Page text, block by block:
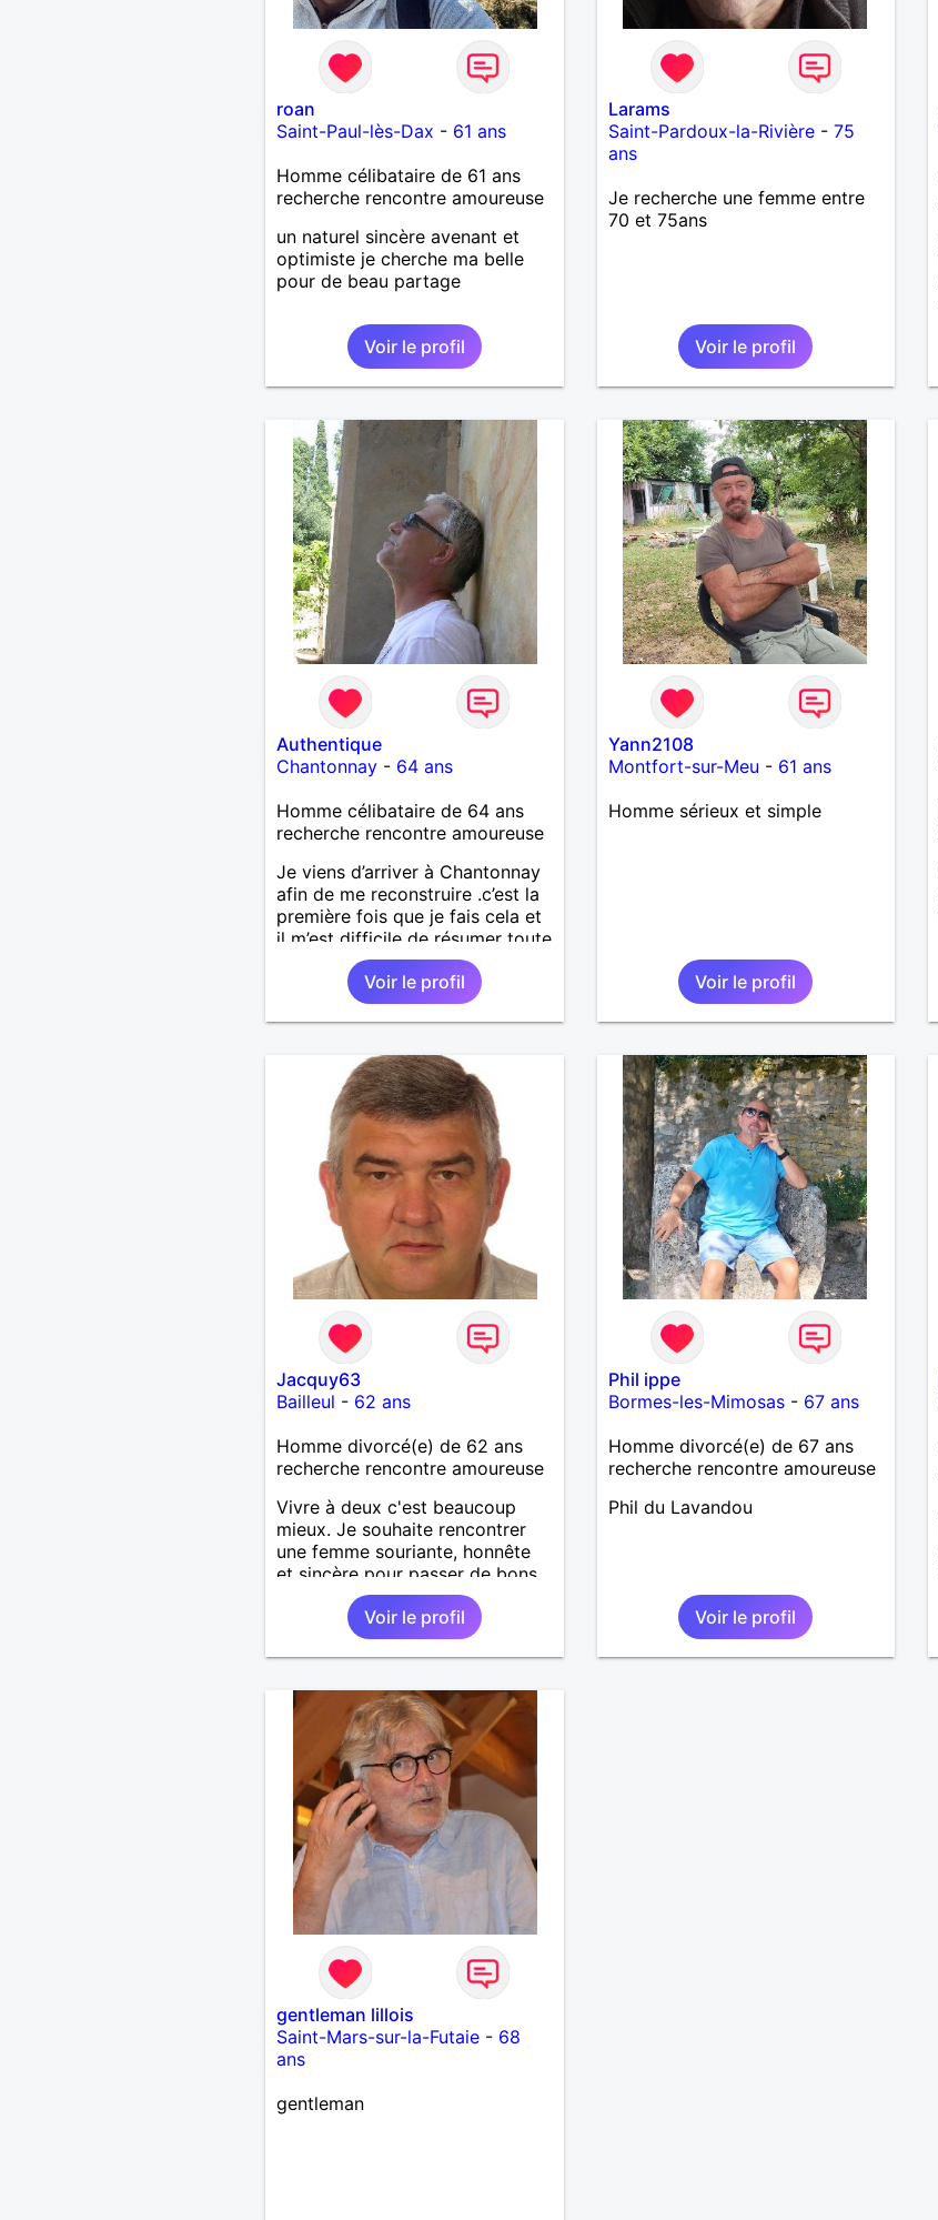
roan
Saint-Paul-lès-Dax - 61 ans
Homme célibataire de 61 ans
recherche rencontre amoureuse
un naturel sincère avenant et
optimiste je cherche ma belle
pour de beau partage
Voir le profil
Larams
Saint-Pardoux-la-Rivière- 75
ans
Je recherche une femme entre
70 et 75ans
Voir le profil
Authentique
Chantonnay- 64 ans
Homme célibataire de 64 ans
recherche rencontre amoureuse
Je viens d’arriver à Chantonnay
afin de me reconstruire .c’est la
première fois que je fais cela et
il m’est difficile de résumer toute
une vie.je suis à la retraite et
aujourd’hui c’est mon
anniversaire !J’aimerais
rencontrer quelqu’un qui partage
quelqu’un un être humain
Voir le profil
Yann2108
Montfort-sur-Meu - 61 ans
Homme sérieux et simple
Voir le profil
Jacquy63
Bailleul - 62 ans
Homme divorcé(e) de 62 ans
recherche rencontre amoureuse
Vivre à deux c'est beaucoup
mieux. Je souhaite rencontrer
une femme souriante, honnête
et sincère pour passer de bons
moments, qui aime plaisanter, se
balader et partager, je le
souhaite, notre complicité.
J'aime beaucoup les chantiers
se relaxer, se détendre et
finalement prendre du bon
temps. C'est difficile de tout
dire en quelques lignes. En
revanche, vous pouvez me
contacter pour avoir plus
d'informations. A bientôt
Voir le profil
Phil ippe
Bormes-les-Mimosas- 67 ans
Homme divorcé(e) de 67 ans
recherche rencontre amoureuse
Phil du Lavandou
Voir le profil
gentleman lillois
Saint-Mars-sur-la-Futaie- 68
ans
gentleman